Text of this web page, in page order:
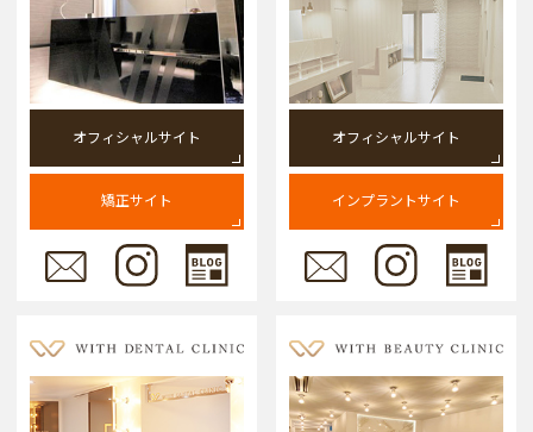
オフィシャルサイト
矯正サイト
オフィシャルサイト
インプラントサイト